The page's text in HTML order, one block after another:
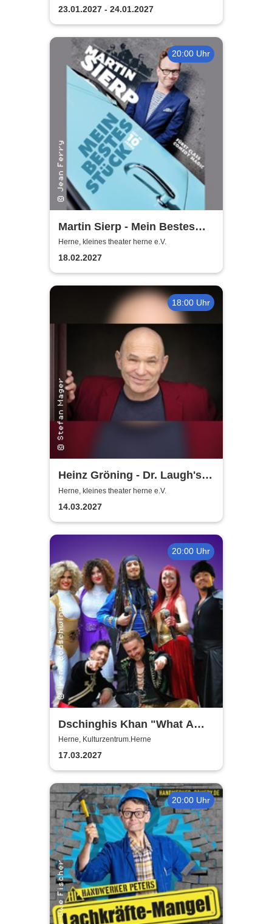
Film
23.01.2027 - 24.01.2027
20:00 Uhr
Martin Sierp - Mein Bestes
Stück
Herne, kleines theater herne e.V.
18.02.2027
18:00 Uhr
Heinz Gröning - Dr. Laugh's
beste Medizin
Herne, kleines theater herne e.V.
14.03.2027
20:00 Uhr
Dschinghis Khan "What A
Wonderful World" - Die
Legende auf Tournee
Herne, Kulturzentrum.Herne
17.03.2027
20:00 Uhr